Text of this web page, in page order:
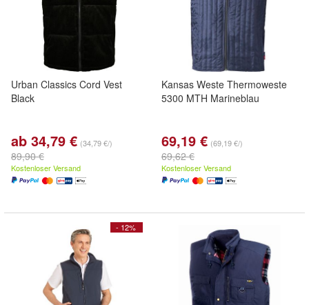
Urban Classics Cord Vest
Black
ab 34,79 € (34,79 €/)
89,90 €
Kostenloser Versand
Kansas Weste Thermoweste
5300 MTH Marineblau
69,19 € (69,19 €/)
69,62 €
Kostenloser Versand
- 12%